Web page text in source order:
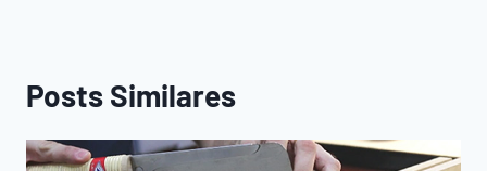
Posts Similares